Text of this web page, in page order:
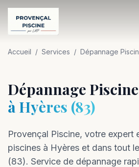
Accueil
Construction de Piscine
Rénovation de Piscine
Entretien de Piscine
Équipements de Piscine
Accueil / Services / Dépannage
Dépannage Piscine
àHyères (83)
Provençal Piscine, votre expert
piscines à Hyères et dans tout
(83). Service de dépannage